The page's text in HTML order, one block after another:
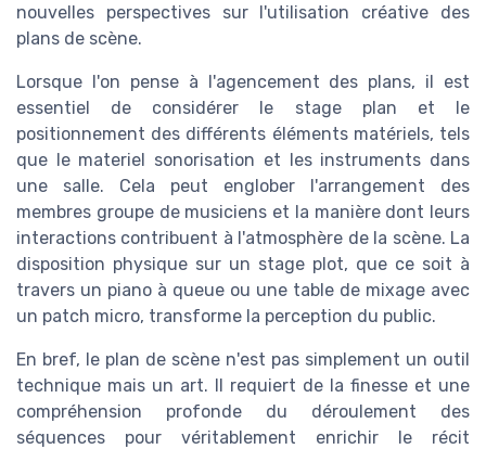
nouvelles perspectives sur l'utilisation créative des
plans de scène.
Lorsque l'on pense à l'agencement des plans, il est
essentiel de considérer le stage plan et le
positionnement des différents éléments matériels, tels
que le materiel sonorisation et les instruments dans
une salle. Cela peut englober l'arrangement des
membres groupe de musiciens et la manière dont leurs
interactions contribuent à l'atmosphère de la scène. La
disposition physique sur un stage plot, que ce soit à
travers un piano à queue ou une table de mixage avec
un patch micro, transforme la perception du public.
En bref, le plan de scène n'est pas simplement un outil
technique mais un art. Il requiert de la finesse et une
compréhension profonde du déroulement des
séquences pour véritablement enrichir le récit